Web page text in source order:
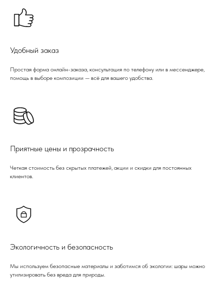
Удобный заказ
Простая форма онлайн-заказа, консультация по телефону или в мессенджере,
помощь в выборе композиции — всё для вашего удобства.
Приятные цены и прозрачность
Четкая стоимость без скрытых платежей, акции и скидки для постоянных
клиентов.
Экологичность и безопасность
Мы используем безопасные материалы и заботимся об экологии: шары можно
утилизировать без вреда для природы.